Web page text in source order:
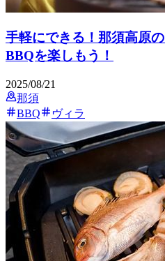
手軽にできる！那須高原
BBQを楽しもう！
2025/08/21
那須
BBQ
ヴィラ